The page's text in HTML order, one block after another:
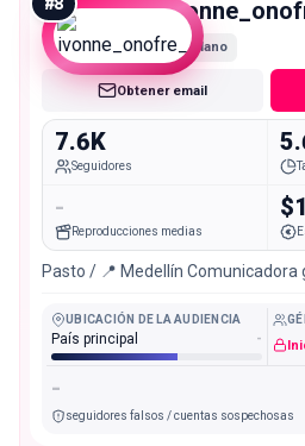
Nano
Obtener email
7.6K
Seguidores
-
Reproducciones medias
Pasto / 📍 Medellín Comunicadora
UBICACIÓN DE LA AUDIENCIA
País principal -
-
seguidores falsos / cuentas sospechosas